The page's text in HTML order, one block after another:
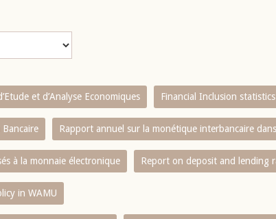
et d’Analyse Economiques Financial Inclusion
Rapport annuel sur la monétique interbancaire
à la monnaie électronique Report on deposit and lending
in WAMU